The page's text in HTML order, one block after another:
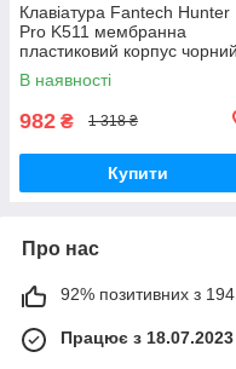
Клавіатура Fantech Hunter
Pro K511 мембранна
пластиковий корпус чорний
(ЦУ-00033223_610)
В наявності
982 ₴ 1 318 ₴
Купити
Про нас
92% позитивних з 194
Працює з 18.07.2023